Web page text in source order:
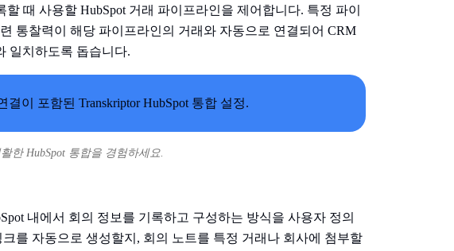
때 사용할 HubSpot 거래 파이프라인을 제어합니다. 특정 파이
통찰력이 해당 파이프라인의 거래와 자동으로 연결되어 CRM
일치하도록 돕습니다.
한 HubSpot 통합을 경험하세요.
내에서 회의 정보를 기록하고 구성하는 방식을 사용자 정의
를 자동으로 생성할지, 회의 노트를 특정 거래나 회사에 첨부할